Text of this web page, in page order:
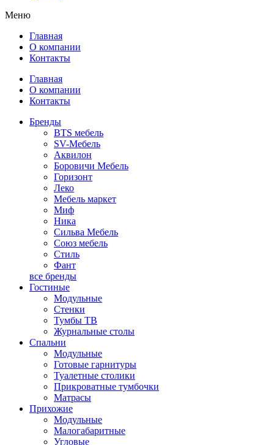
Меню
Главная
О компании
Контакты
Главная
О компании
Контакты
Бренды
BTS мебель
SV-Мебель
Аквилон
Боровичи Мебель
Горизонт
Леко
Мебель маркет
Миф
Ника
Сильва Мебель
Союз мебель
Стиль
Фант
все бренды
Гостиные
Модульные
Стенки
Тумбы ТВ
Журнальные столы
Спальни
Модульные
Готовые гарнитуры
Туалетные столики
Прикроватные тумбочки
Матрасы
Прихожие
Модульные
Малогабаритные
Угловые